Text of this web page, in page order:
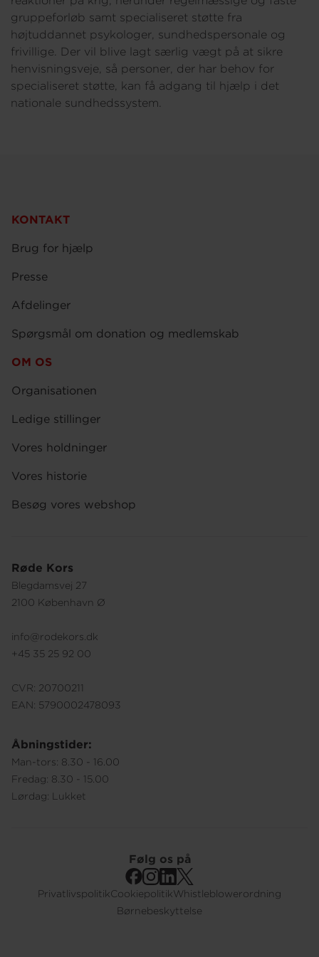
gruppeforløb samt specialiseret støtte fra
højtuddannet psykologer, sundhedspersonale og
frivillige. Der vil blive lagt særlig vægt på at sikre
henvisningsveje, så personer, der har behov for
specialiseret støtte, kan få adgang til hjælp i det
nationale sundhedssystem.
Røde Kors
Blegdamsvej 27
2100 København Ø
info@rodekors.dk
+45 35 25 92 00
CVR: 20700211
EAN: 5790002478093
Åbningstider:
Man-tors: 8.30 - 16.00
Fredag: 8.30 - 15.00
Lørdag: Lukket
KONTAKT
Brug for hjælp
Presse
Afdelinger
Spørgsmål om donation og medlemskab
OM OS
Organisationen
Ledige stillinger
Vores holdninger
Vores historie
Besøg vores webshop
PrivatlivspolitikCookiepolitikWhistleblowerordning
Børnebeskyttelse
Følg os på